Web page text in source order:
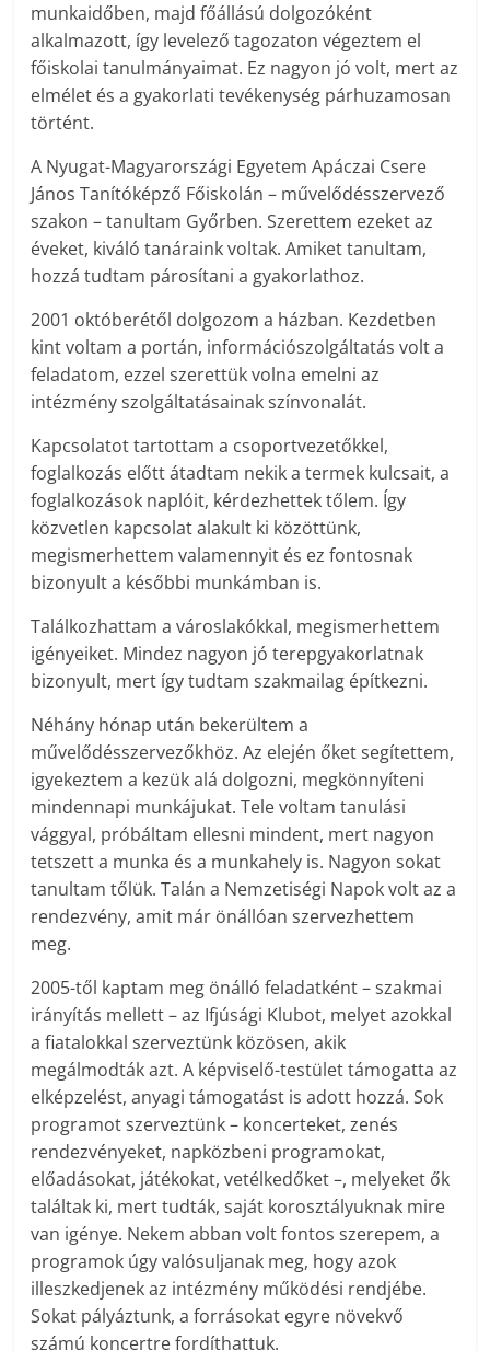
munkaidőben, majd főállású dolgozóként
alkalmazott, így levelező tagozaton végeztem el
főiskolai tanulmányaimat. Ez nagyon jó volt, mert az
elmélet és a gyakorlati tevékenység párhuzamosan
történt.
A Nyugat-Magyarországi Egyetem Apáczai Csere
János Tanítóképző Főiskolán – művelődésszervező
szakon – tanultam Győrben. Szerettem ezeket az
éveket, kiváló tanáraink voltak. Amiket tanultam,
hozzá tudtam párosítani a gyakorlathoz.
2001 októberétől dolgozom a házban. Kezdetben
kint voltam a portán, információszolgáltatás volt a
feladatom, ezzel szerettük volna emelni az
intézmény szolgáltatásainak színvonalát.
Kapcsolatot tartottam a csoportvezetőkkel,
foglalkozás előtt átadtam nekik a termek kulcsait, a
foglalkozások naplóit, kérdezhettek tőlem. Így
közvetlen kapcsolat alakult ki közöttünk,
megismerhettem valamennyit és ez fontosnak
bizonyult a későbbi munkámban is.
Találkozhattam a városlakókkal, megismerhettem
igényeiket. Mindez nagyon jó terepgyakorlatnak
bizonyult, mert így tudtam szakmailag építkezni.
Néhány hónap után bekerültem a
művelődésszervezőkhöz. Az elején őket segítettem,
igyekeztem a kezük alá dolgozni, megkönnyíteni
mindennapi munkájukat. Tele voltam tanulási
vággyal, próbáltam ellesni mindent, mert nagyon
tetszett a munka és a munkahely is. Nagyon sokat
tanultam tőlük. Talán a Nemzetiségi Napok volt az a
rendezvény, amit már önállóan szervezhettem
meg.
2005-től kaptam meg önálló feladatként – szakmai
irányítás mellett – az Ifjúsági Klubot, melyet azokkal
a fiatalokkal szerveztünk közösen, akik
megálmodták azt. A képviselő-testület támogatta az
elképzelést, anyagi támogatást is adott hozzá. Sok
programot szerveztünk – koncerteket, zenés
rendezvényeket, napközbeni programokat,
előadásokat, játékokat, vetélkedőket –, melyeket ők
találtak ki, mert tudták, saját korosztályuknak mire
van igénye. Nekem abban volt fontos szerepem, a
programok úgy valósuljanak meg, hogy azok
illeszkedjenek az intézmény működési rendjébe.
Sokat pályáztunk, a forrásokat egyre növekvő
számú koncertre fordíthattuk.